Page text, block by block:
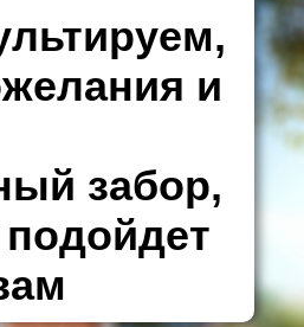
и
забор,